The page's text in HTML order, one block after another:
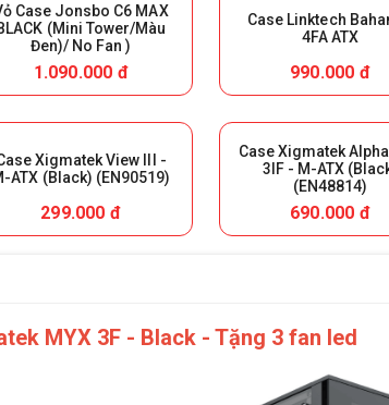
Case Jonsbo C6 MAX
(Mini Tower/Màu
Đen)/ No Fan )
1.090.000 đ
Case Linktech
4FA ATX
990.000 đ
Xigmatek View III -
ATX (Black) (EN90519)
299.000 đ
Case Xigmatek
3IF - M-ATX
(EN48814)
690.000 đ
MYX 3F - Black - Tặng 3 fan led